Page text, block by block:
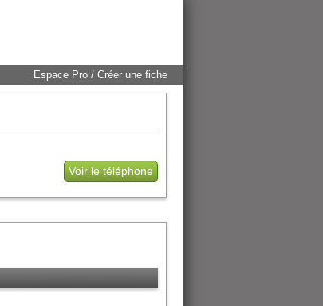
Espace Pro / Créer une fiche
Voir le téléphone